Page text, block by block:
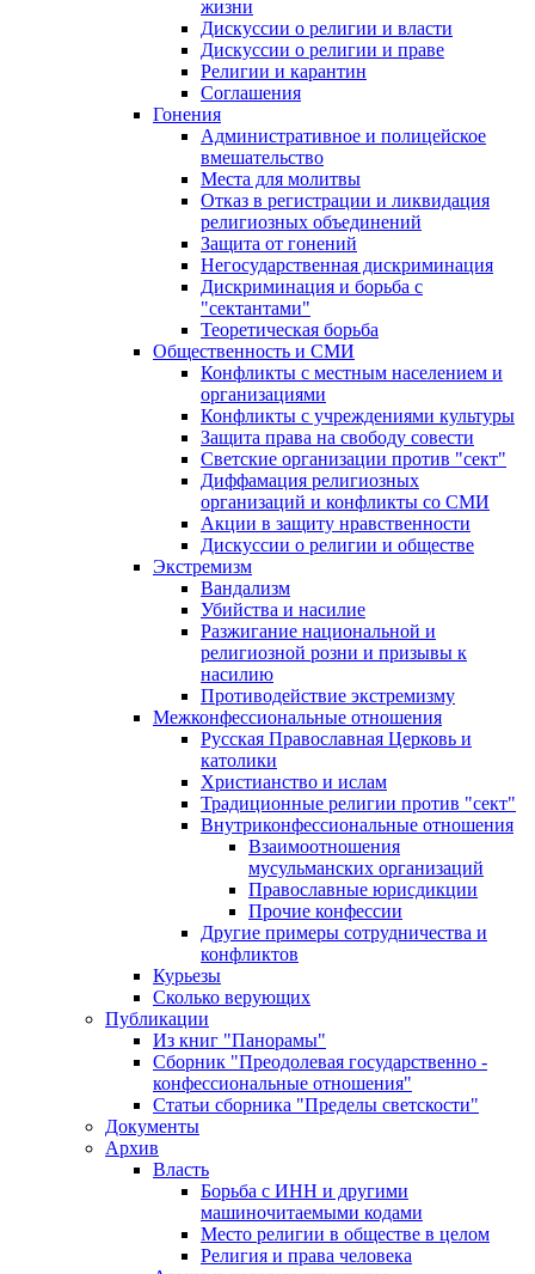
жизни
Дискуссии о религии и власти
Дискуссии о религии и праве
Религии и карантин
Соглашения
Гонения
Административное и полицейское
вмешательство
Места для молитвы
Отказ в регистрации и ликвидация
религиозных объединений
Защита от гонений
Негосударственная дискриминация
Дискриминация и борьба с
"сектантами"
Теоретическая борьба
Общественность и СМИ
Конфликты с местным населением и
организациями
Конфликты с учреждениями культуры
Защита права на свободу совести
Светские организации против "сект"
Диффамация религиозных
организаций и конфликты со СМИ
Акции в защиту нравственности
Дискуссии о религии и обществе
Экстремизм
Вандализм
Убийства и насилие
Разжигание национальной и
религиозной розни и призывы к
насилию
Противодействие экстремизму
Межконфессиональные отношения
Русская Православная Церковь и
католики
Христианство и ислам
Традиционные религии против "сект"
Внутриконфессиональные отношения
Взаимоотношения
мусульманских организаций
Православные юрисдикции
Прочие конфессии
Другие примеры сотрудничества и
конфликтов
Курьезы
Сколько верующих
Публикации
Из книг "Панорамы"
Сборник "Преодолевая государственно -
конфессиональные отношения"
Статьи сборника "Пределы светскости"
Документы
Архив
Власть
Борьба с ИНН и другими
машиночитаемыми кодами
Место религии в обществе в целом
Религия и права человека